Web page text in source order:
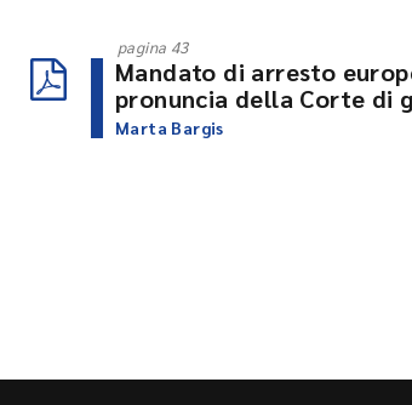
pagina 43
Mandato di arresto
pronuncia della Corte di
Marta Bargis